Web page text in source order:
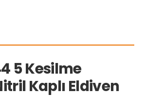
5 Kesilme
Kaplı Eldiven